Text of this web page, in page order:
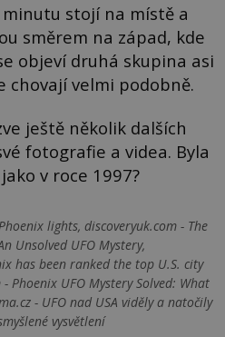
stojí na místě a
směrem na západ, kde
objeví druhá skupina asi
chovají velmi podobně.
ještě několik dalších
fotografie a videa. Byla
v roce 1997?
lights, discoveryuk.com - The
Unsolved UFO Mystery,
has been ranked the top U.S. city
Phoenix UFO Mystery Solved: What
- UFO nad USA viděly a natočily
vysvětlení